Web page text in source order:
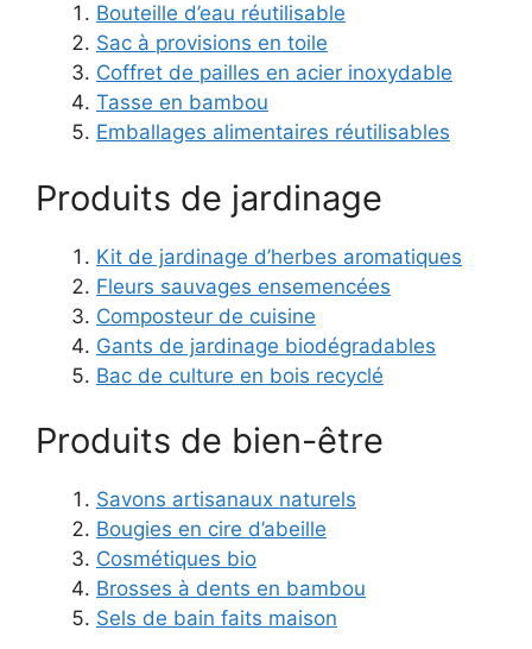
Bouteille d’eau réutilisable
Sac à provisions en toile
Coffret de pailles en acier inoxydable
Tasse en bambou
Emballages alimentaires réutilisables
Produits de jardinage
Kit de jardinage d’herbes aromatiques
Fleurs sauvages ensemencées
Composteur de cuisine
Gants de jardinage biodégradables
Bac de culture en bois recyclé
Produits de bien-être
Savons artisanaux naturels
Bougies en cire d’abeille
Cosmétiques bio
Brosses à dents en bambou
Sels de bain faits maison